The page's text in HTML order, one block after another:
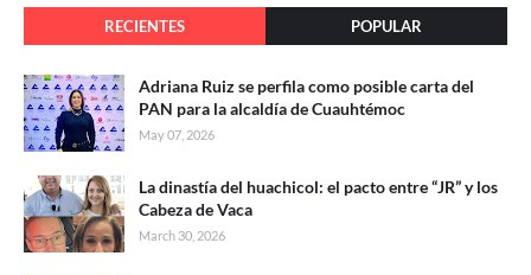
RECIENTES POPULAR
Adriana Ruiz se perfila como posible carta del
PAN para la alcaldía de Cuauhtémoc
May 07, 2026
La dinastía del huachicol: el pacto entre “JR” y los
Cabeza de Vaca
March 30, 2026